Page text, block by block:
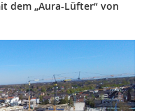
dem „Aura-Lüfter“ von